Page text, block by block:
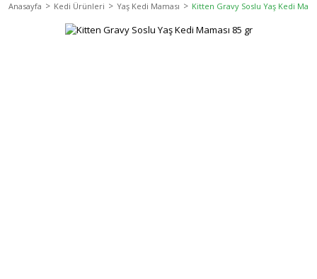
Anasayfa Kedi Ürünleri Yaş Kedi Maması Kitten Gravy Soslu Yaş Kedi